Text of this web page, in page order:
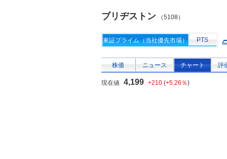
ブリヂストン （5108）
東証プライム（当社優先市場） PTS
株価 ニュース チャート 評
現在値 4,199 +210 (+5.26％)